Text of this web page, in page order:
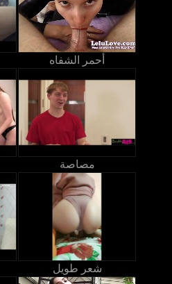
أحمر الشفاه
مصاصة
شعر طويل